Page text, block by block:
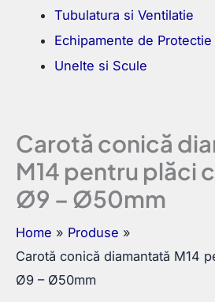
Tubulatura si Ventilatie
Echipamente de Protectie
Unelte si Scule
Carotă conică
M14 pentru plăci
Ø9 – Ø50mm
Home
Produse
Carotă conică diamantată M14
Ø9 – Ø50mm